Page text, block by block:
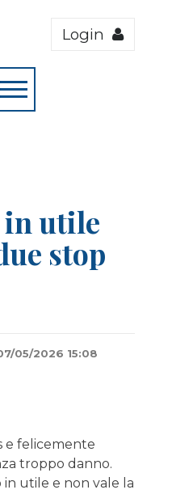
Login
utile
stop
05/2026 15:08
e felicemente
troppo danno.
utile e non vale la